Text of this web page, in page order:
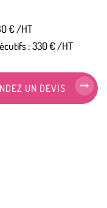
€ /HT
: 330 € /HT
UN DEVIS